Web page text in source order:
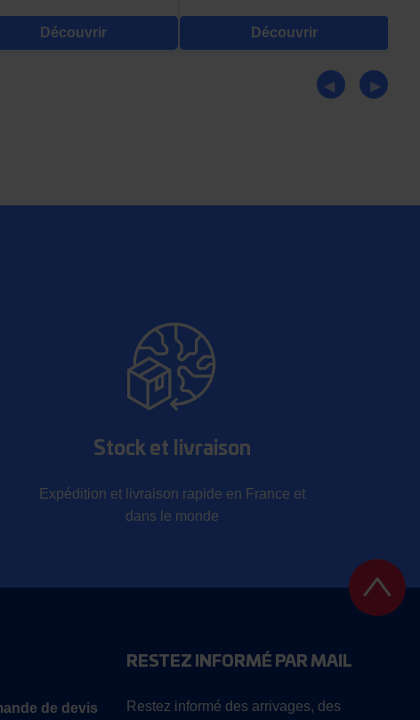
Découvrir Découvrir
Stock et livraison
Expédition et livraison rapide en France et
dans le monde
de devis
RESTEZ INFORMÉ PAR MAIL
Restez informé des arrivages, des